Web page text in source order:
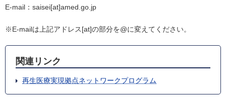
E-mail：saisei[at]amed.go.jp
※E-mailは上記アドレス[at]の部分を@に変えてください。
関連リンク
再生医療実現拠点ネットワークプログラム